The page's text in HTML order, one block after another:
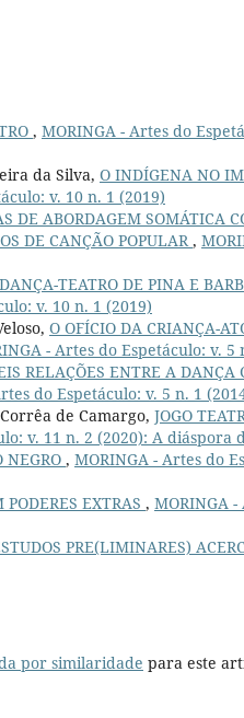
, MORINGA - Artes do
da Silva, O INDÍGENA NO
v. 10 n. 1 (2019)
DE ABORDAGEM SOMÁTICA
DE CANÇÃO POPULAR ,
TEATRO DE PINA E
v. 10 n. 1 (2019)
O OFÍCIO DA CRIANÇA-
- Artes do Espetáculo: v. 5
RELAÇÕES ENTRE A
do Espetáculo: v. 5 n. 1
de Camargo, JOGO
v. 11 n. 2 (2020): A diáspora
NEGRO , MORINGA - Artes do
PODERES EXTRAS , MORINGA
PRE(LIMINARES)
por similaridade para este